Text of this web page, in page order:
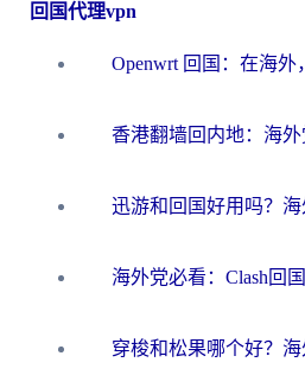
回国代理vpn